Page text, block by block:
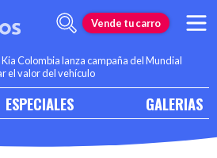
Vende tu carro
Kia Colombia lanza campaña del Mundial
el valor del vehículo
ESPECIALES GALERIAS